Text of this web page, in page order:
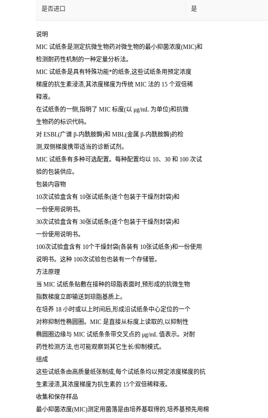
是否进口 是
说明
MIC 试纸条是测定抗微生物药对微生物的最小抑菌浓度(MIC)和
检测耐药性机制的一种定量分析法。
MIC 试纸条是具有特殊功能*的纸条,这些试纸条用预定浓度
梯度的抗生素浸渍,其浓度梯度为传统 MIC 法的 15 个双倍稀
释液。
在试纸条的一侧,指明了 MIC 标度(以 μg/mL 为单位)和抗微
生物药的标识代码。
对 ESBL(广谱 β-内酰胺酶)和 MBL(金属 β-内酰胺酶)的检
测,双侧梯度携带适当的诊断试剂。
MIC 试纸条有多种可选配置。每种配置均以 10、30 和 100 次试
验的包装供应。
包装内容物
10次试验盒含有 10张试纸条(逐个包装于干燥剂封袋)和
一份使用说明书。
30次试验盒含有 30张试纸条(逐个包装于干燥剂封袋)和
一份使用说明书。
100次试验盒含有 10个干燥封袋(各装有 10张试纸条)和一份使用
说明书。这种 100次试验包也装有一个存储管。
方法原理
当 MIC 试纸条贴敷在接种的琼脂表面时,预形成的抗微生物
指数梯度立即输送到琼脂基质上。
在培养 18 小时或以上时间后,形成沿试纸条中心定位的一个
对称抑制性椭圆圈。MIC 是直接从标度上读取的,以抑制性
椭圆圈边缘与 MIC 试纸条条带交叉点的 μg/mL 值表示。对耐
药性检测方法,也可能观察到其它生长/抑制模式。
组成
这些试纸条由高质量纸张制成,每个试纸条均以预定浓度梯度的抗
生素浸渍,其浓度梯度为抗生素的 15个双倍稀释液。
收集和保存样品
最小抑菌浓度(MIC)测定用菌落是由培养基取得的,培养基预先用棉